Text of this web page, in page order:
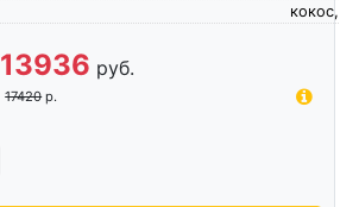
кокос,
13936 руб.
17420 р.